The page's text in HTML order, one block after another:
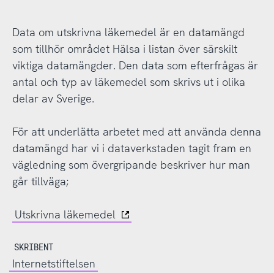
Data om utskrivna läkemedel är en datamängd
som tillhör området Hälsa i listan över särskilt
viktiga datamängder. Den data som efterfrågas är
antal och typ av läkemedel som skrivs ut i olika
delar av Sverige.
För att underlätta arbetet med att använda denna
datamängd har vi i dataverkstaden tagit fram en
vägledning som övergripande beskriver hur man
går tillväga;
Utskrivna läkemedel
SKRIBENT
Internetstiftelsen